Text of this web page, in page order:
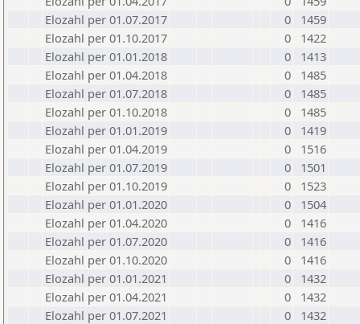
Elozahl per 01.07.2017
0
1459
Elozahl per 01.10.2017
0
1422
Elozahl per 01.01.2018
0
1413
Elozahl per 01.04.2018
0
1485
Elozahl per 01.07.2018
0
1485
Elozahl per 01.10.2018
0
1485
Elozahl per 01.01.2019
0
1419
Elozahl per 01.04.2019
0
1516
Elozahl per 01.07.2019
0
1501
Elozahl per 01.10.2019
0
1523
Elozahl per 01.01.2020
0
1504
Elozahl per 01.04.2020
0
1416
Elozahl per 01.07.2020
0
1416
Elozahl per 01.10.2020
0
1416
Elozahl per 01.01.2021
0
1432
Elozahl per 01.04.2021
0
1432
Elozahl per 01.07.2021
0
1432